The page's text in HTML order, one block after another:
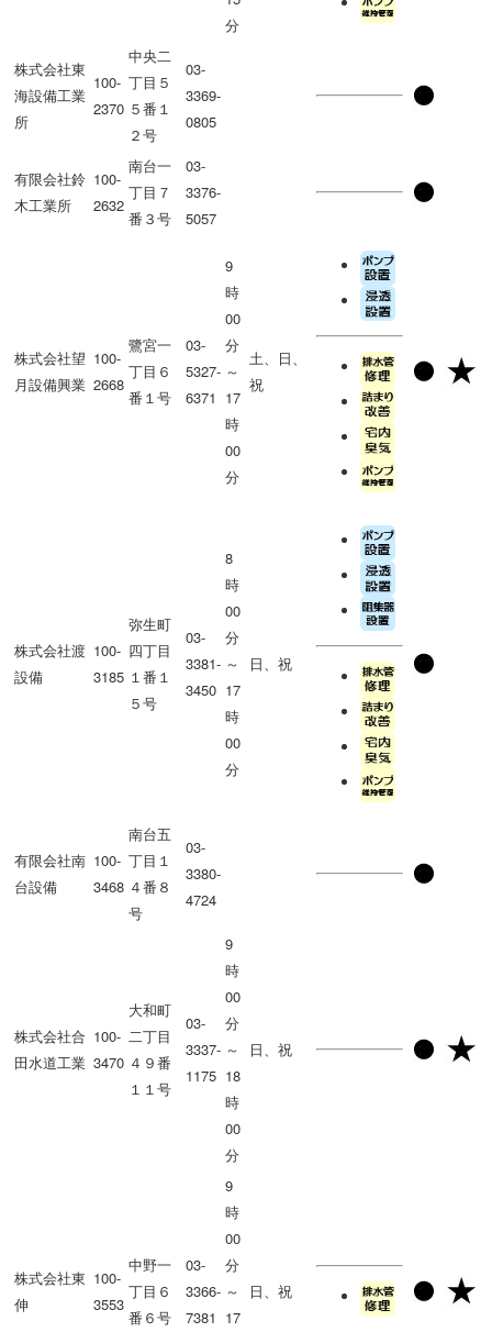
分
株式会社東
海設備工業
所
100-
2370
中央二
丁目５
５番１
２号
03-
3369-
0805
有限会社鈴
木工業所
100-
2632
南台一
丁目７
番３号
03-
3376-
5057
株式会社望
月設備興業
100-
2668
鷺宮一
丁目６
番１号
03-
5327-
6371
9
時
00
分
～
17
時
00
分
土、日、
祝
株式会社渡
設備
100-
3185
弥生町
四丁目
１番１
５号
03-
3381-
3450
8
時
00
分
～
17
時
00
分
日、祝
有限会社南
台設備
100-
3468
南台五
丁目１
４番８
号
03-
3380-
4724
株式会社合
田水道工業
100-
3470
大和町
二丁目
４９番
１１号
03-
3337-
1175
9
時
00
分
～
18
時
00
分
日、祝
株式会社東
伸
100-
3553
中野一
丁目６
番６号
03-
3366-
7381
9
時
00
分
～
17
日、祝